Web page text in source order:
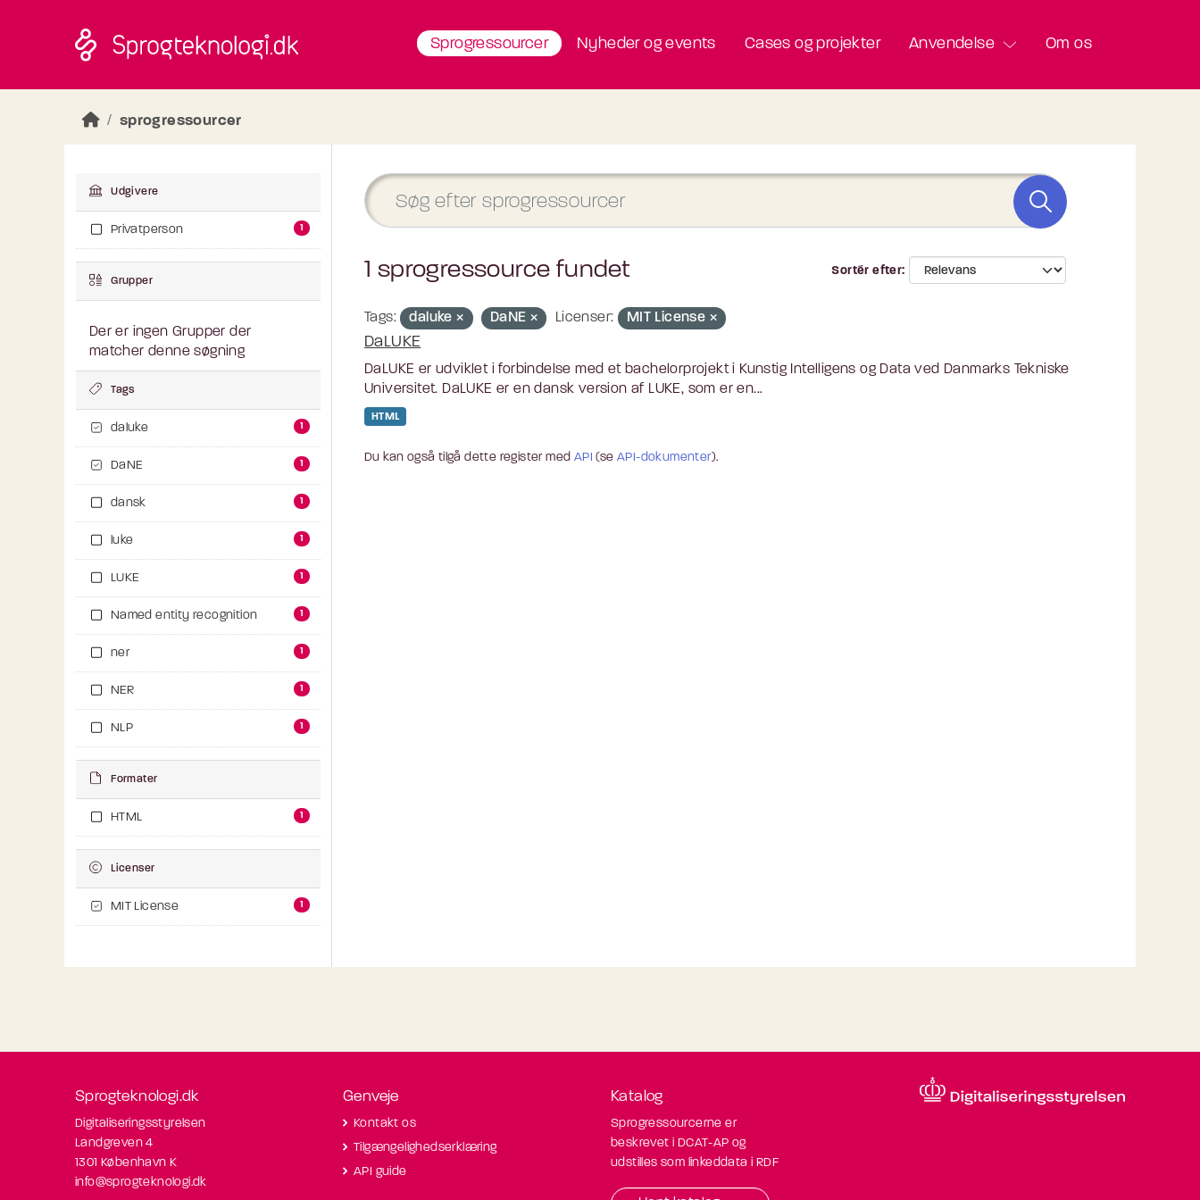
Sprogressourcer Nyheder og events Cases og projekter Anvendelse Om os
sprogressourcer
Udgivere
Privatperson 1
Grupper
Der er ingen Grupper der
matcher denne søgning
Tags
daluke 1
DaNE 1
dansk 1
luke 1
LUKE 1
Named entity recognition 1
ner 1
NER 1
NLP 1
Formater
HTML 1
Licenser
MIT License 1
Sortér efter
1 sprogressource fundet
Tags: daluke DaNE Licenser: MIT License
DaLUKE
DaLUKE er udviklet i forbindelse med et bachelorprojekt i Kunstig Intelligens og Data ved Danmarks Tekniske
Universitet. DaLUKE er en dansk version af LUKE, som er en...
HTML
Du kan også tilgå dette register med API (seAPI-dokumenter).
Sprogteknologi.dk
Digitaliseringsstyrelsen
Landgreven 4
1301 København K
info@sprogteknologi.dk
Genveje
Kontakt os
Tilgængelighedserklæring
API guide
Katalog
Sprogressourcerne er
beskrevet i DCAT-AP og
udstilles som linkeddata i RDF